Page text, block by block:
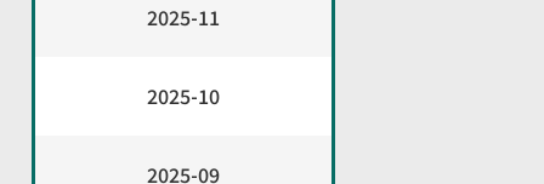
2025-11
2025-10
2025-09